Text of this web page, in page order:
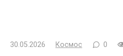
30.05.2026 Космос 0